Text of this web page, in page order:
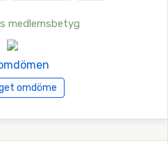
medlemsbetyg
omdöme